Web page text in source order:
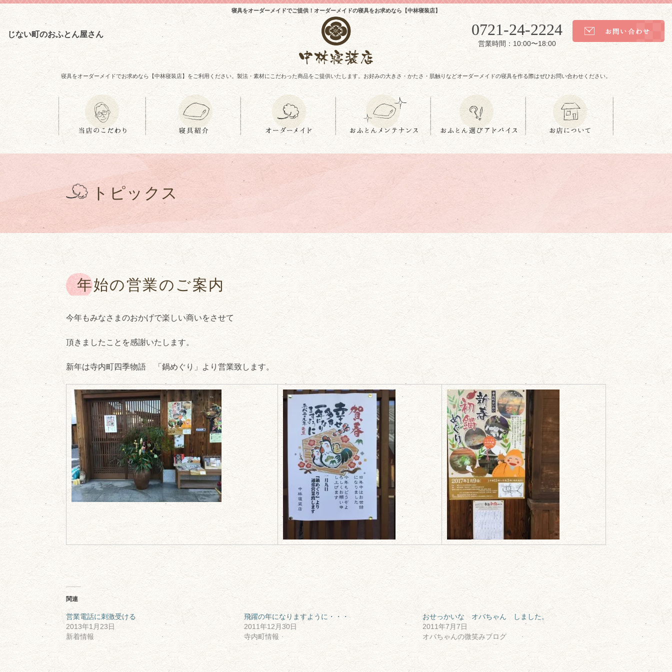
寝具をオーダーメイドでご提供！オーダーメイドの寝具をお求めなら【中林寝装店】
じない町のおふとん屋さん 0721-24-2224
営業時間：10:00〜18:00
寝具をオーダーメイドでお求めなら【中林寝装店】をご利用ください。製法・素材にこだわった商品をご提供いたします。お好みの大きさ・かたさ・肌触りなどオーダーメイドの寝具を作る際はぜひお問い合わせください。
トピックス
年始の営業のご案内
今年もみなさまのおかげで楽しい商いをさせて
頂きましたことを感謝いたします。
新年は寺内町四季物語 「鍋めぐり」より営業致します。
関連
営業電話に刺激受ける
2013年1月23日
新着情報
飛躍の年になりますように・・・
2011年12月30日
寺内町情報
おせっかいな オバちゃん しました。
2011年7月7日
オバちゃんの微笑みブログ